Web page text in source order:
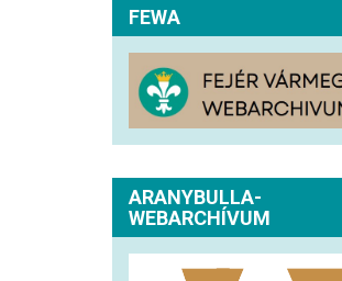
FEWA
ARANYBULLA-
WEBARCHÍVUM